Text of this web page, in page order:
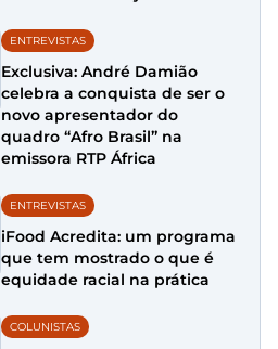
ENTREVISTAS
Exclusiva: André Damião
celebra a conquista de ser o
novo apresentador do
quadro “Afro Brasil” na
emissora RTP África
ENTREVISTAS
iFood Acredita: um programa
que tem mostrado o que é
equidade racial na prática
COLUNISTAS